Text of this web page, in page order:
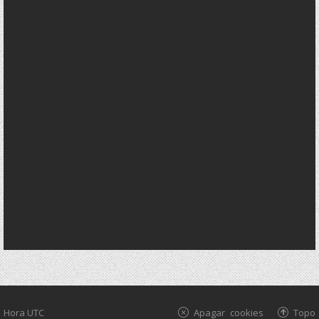
Hora UTC Topo
Apagar cookies